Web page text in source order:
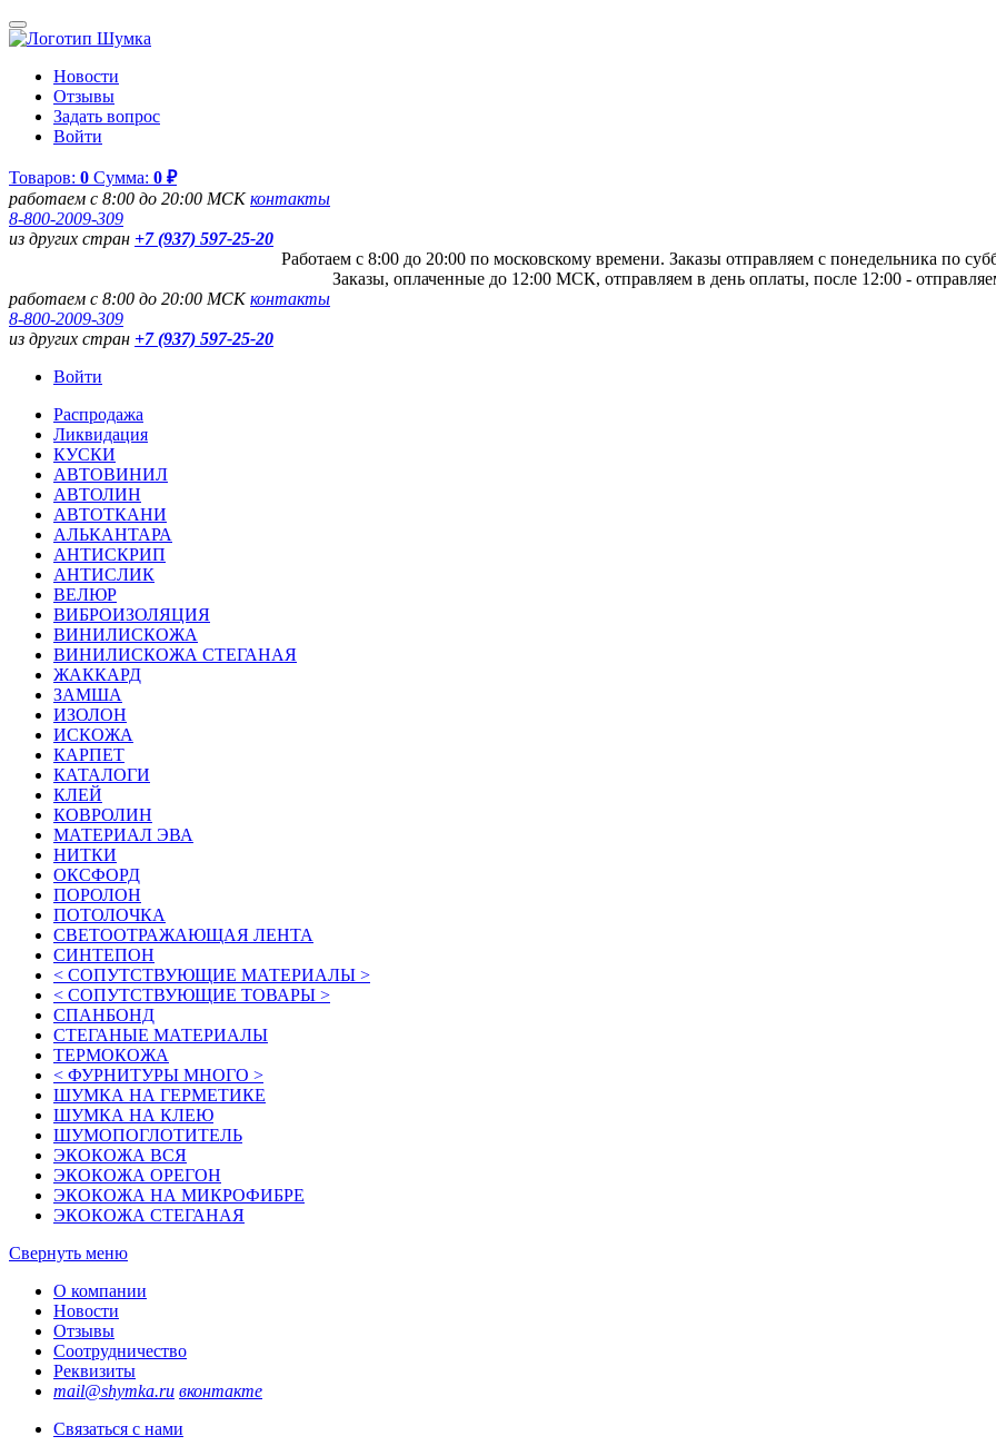
Новости
Отзывы
Задать вопрос
Войти
Товаров: 0 Сумма: 0 ₽
работаем с 8:00 до 20:00 МСКконтакты
8-800-2009-309
из других стран +7 (937) 597-25-20
Работаем с 8:00 до 20:00 по московскому времени. Заказы отправляем с понедельника по
Заказы, оплаченные до 12:00 МСК, отправляем в день оплаты, после 12:00 -
работаем с 8:00 до 20:00 МСКконтакты
8-800-2009-309
из других стран +7 (937) 597-25-20
Войти
Распродажа
Ликвидация
КУСКИ
АВТОВИНИЛ
АВТОЛИН
АВТОТКАНИ
АЛЬКАНТАРА
АНТИСКРИП
АНТИСЛИК
ВЕЛЮР
ВИБРОИЗОЛЯЦИЯ
ВИНИЛИСКОЖА
ВИНИЛИСКОЖА СТЕГАНАЯ
ЖАККАРД
ЗАМША
ИЗОЛОН
ИСКОЖА
КАРПЕТ
КАТАЛОГИ
КЛЕЙ
КОВРОЛИН
МАТЕРИАЛ ЭВА
НИТКИ
ОКСФОРД
ПОРОЛОН
ПОТОЛОЧКА
СВЕТООТРАЖАЮЩАЯ ЛЕНТА
СИНТЕПОН
< СОПУТСТВУЮЩИЕ МАТЕРИАЛЫ >
< СОПУТСТВУЮЩИЕ ТОВАРЫ >
СПАНБОНД
СТЕГАНЫЕ МАТЕРИАЛЫ
ТЕРМОКОЖА
< ФУРНИТУРЫ МНОГО >
ШУМКА НА ГЕРМЕТИКЕ
ШУМКА НА КЛЕЮ
ШУМОПОГЛОТИТЕЛЬ
ЭКОКОЖА ВСЯ
ЭКОКОЖА ОРЕГОН
ЭКОКОЖА НА МИКРОФИБРЕ
ЭКОКОЖА СТЕГАНАЯ
Свернуть меню
О компании
Новости
Отзывы
Соотрудничество
Реквизиты
mail@shymka.ru вконтакте
Связаться с нами